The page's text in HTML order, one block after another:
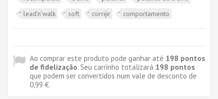
lead'n'walk
soft corrijir comportamento
Ao comprar este produto pode ganhar até 198 pontos
de fidelização. Seu carrinho totalizará 198 pontos
que podem ser convertidos num vale de desconto de
0,99 €.